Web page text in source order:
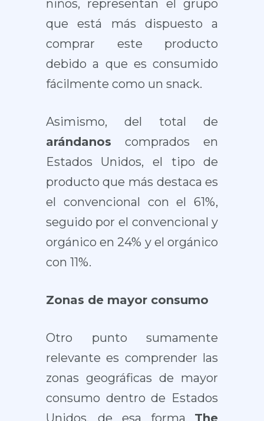
niños, representan el grupo
que está más dispuesto a
comprar este producto
debido a que es consumido
fácilmente como un snack.
Asimismo, del total de
arándanos comprados en
Estados Unidos, el tipo de
producto que más destaca es
el convencional con el 61%,
seguido por el convencional y
orgánico en 24% y el orgánico
con 11%.
Zonas de mayor consumo
Otro punto sumamente
relevante es comprender las
zonas geográficas de mayor
consumo dentro de Estados
Unidos, de esa forma The